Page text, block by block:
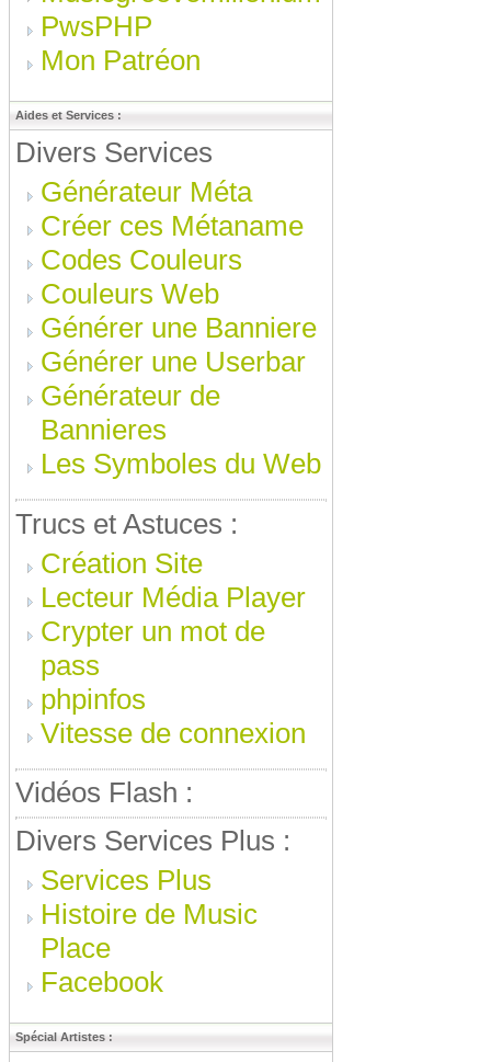
PwsPHP
Mon Patréon
Aides et Services :
Divers Services
Générateur Méta
Créer ces Métaname
Codes Couleurs
Couleurs Web
Générer une Banniere
Générer une Userbar
Générateur de
Bannieres
Les Symboles du Web
Trucs et Astuces :
Création Site
Lecteur Média Player
Crypter un mot de
pass
phpinfos
Vitesse de connexion
Vidéos Flash :
Divers Services Plus :
Services Plus
Histoire de Music
Place
Facebook
Spécial Artistes :